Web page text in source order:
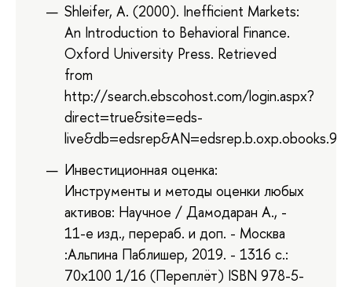
Shleifer, A. (2000). Inefficient Markets:
An Introduction to Behavioral Finance.
Oxford University Press. Retrieved
from
http://search.ebscohost.com/login.aspx?
direct=true&site=eds-
Инвестиционная оценка:
Инструменты и методы оценки любых
активов: Научное / Дамодаран А., -
11-е изд., перераб. и доп. - Москва
:Альпина Паблишер, 2019. - 1316 с.:
70x100 1/16 (Переплёт) ISBN 978-5-